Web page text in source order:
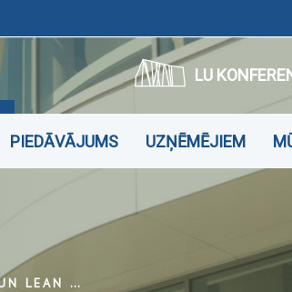
LU
PIEDĀVĀJUMS UZŅĒMĒJIEM
CILVĒKFAKTORS UN LEAN METODOLOĢIJA RAŽOŠANĀ UN PAKALPOJUMU SNIEGŠANĀ, 32 STUNDAS